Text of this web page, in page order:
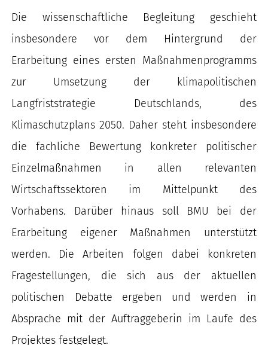
Die wissenschaftliche Begleitung geschieht
insbesondere vor dem Hintergrund der
Erarbeitung eines ersten Maßnahmenprogramms
zur Umsetzung der klimapolitischen
Langfriststrategie Deutschlands, des
Klimaschutzplans 2050. Daher steht insbesondere
die fachliche Bewertung konkreter politischer
Einzelmaßnahmen in allen relevanten
Wirtschaftssektoren im Mittelpunkt des
Vorhabens. Darüber hinaus soll BMU bei der
Erarbeitung eigener Maßnahmen unterstützt
werden. Die Arbeiten folgen dabei konkreten
Fragestellungen, die sich aus der aktuellen
politischen Debatte ergeben und werden in
Absprache mit der Auftraggeberin im Laufe des
Projektes festgelegt.